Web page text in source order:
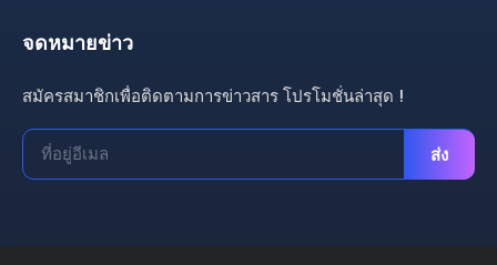
จดหมายข่าว
สมัครสมาชิกเพื่อติดตามการข่าวสาร โปรโมชั่นล่าสุด !
ส่ง